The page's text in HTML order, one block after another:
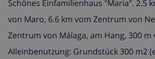
Schönes Einfamilienhaus "Maria". 2.5
von Maro, 6.6 km vom Zentrum von
Zentrum von Málaga, am Hang, 300 m
Alleinbenutzung: Grundstück 300 m2